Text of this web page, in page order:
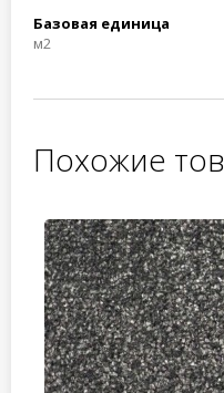
Базовая единица
м2
Похожие